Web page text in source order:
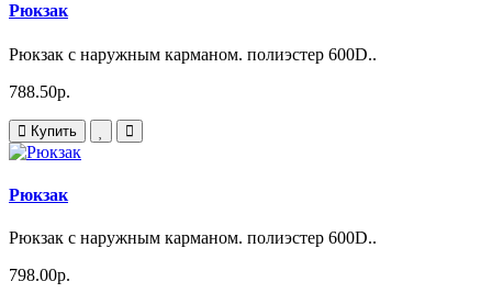
Рюкзак
Рюкзак с наружным карманом. полиэстер 600D..
788.50р.
Купить
Рюкзак
Рюкзак с наружным карманом. полиэстер 600D..
798.00р.